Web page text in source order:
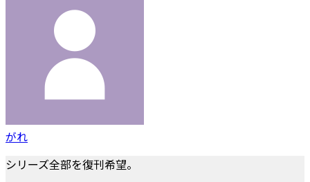
がれ
シリーズ全部を復刊希望。